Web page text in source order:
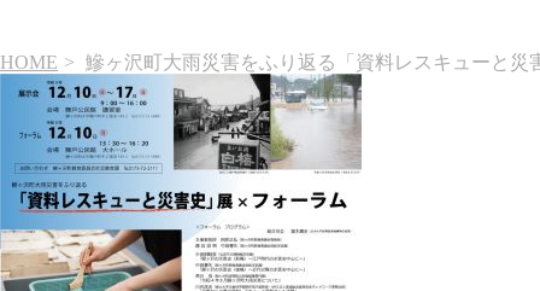
HOME 鰺ヶ沢町大雨災害をふり返る「資料レスキューと災